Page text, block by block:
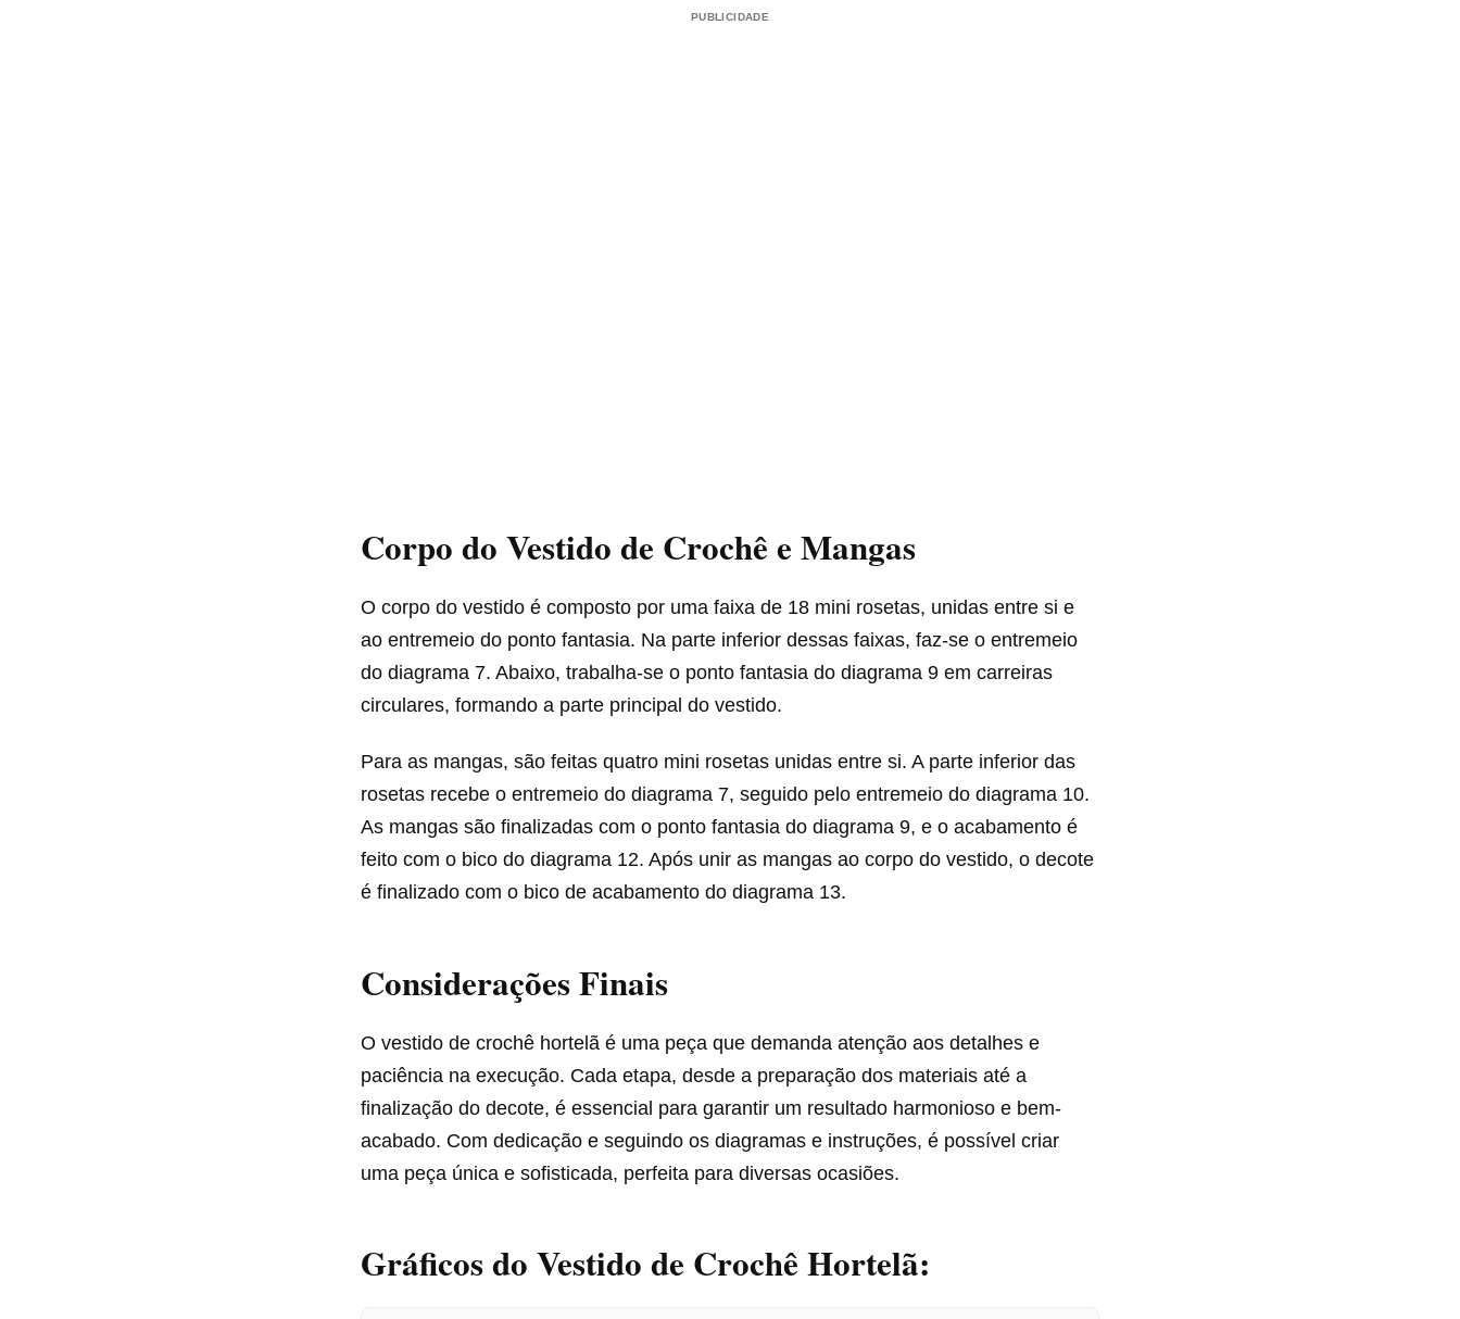
PUBLICIDADE
Corpo do Vestido de Crochê e Mangas
O corpo do vestido é composto por uma faixa de 18 mini rosetas, unidas entre si e
ao entremeio do ponto fantasia. Na parte inferior dessas faixas, faz-se o entremeio
do diagrama 7. Abaixo, trabalha-se o ponto fantasia do diagrama 9 em carreiras
circulares, formando a parte principal do vestido.
Para as mangas, são feitas quatro mini rosetas unidas entre si. A parte inferior das
rosetas recebe o entremeio do diagrama 7, seguido pelo entremeio do diagrama 10.
As mangas são finalizadas com o ponto fantasia do diagrama 9, e o acabamento é
feito com o bico do diagrama 12. Após unir as mangas ao corpo do vestido, o decote
é finalizado com o bico de acabamento do diagrama 13.
Considerações Finais
O vestido de crochê hortelã é uma peça que demanda atenção aos detalhes e
paciência na execução. Cada etapa, desde a preparação dos materiais até a
finalização do decote, é essencial para garantir um resultado harmonioso e bem-
acabado. Com dedicação e seguindo os diagramas e instruções, é possível criar
uma peça única e sofisticada, perfeita para diversas ocasiões.
Gráficos do Vestido de Crochê Hortelã: